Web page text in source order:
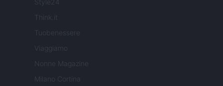
Style24
Think.it
Tuobenessere
Viaggiamo
Nonne Magazine
Milano Cortina